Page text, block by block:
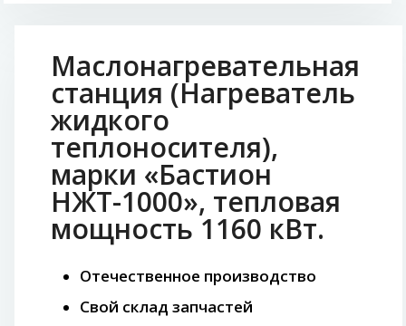
Маслонагревательная
станция (Нагреватель
жидкого
теплоносителя),
марки «Бастион
НЖТ-1000», тепловая
мощность 1160 кВт.
Отечественное производство
Свой склад запчастей